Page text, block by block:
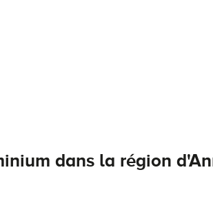
dans la région